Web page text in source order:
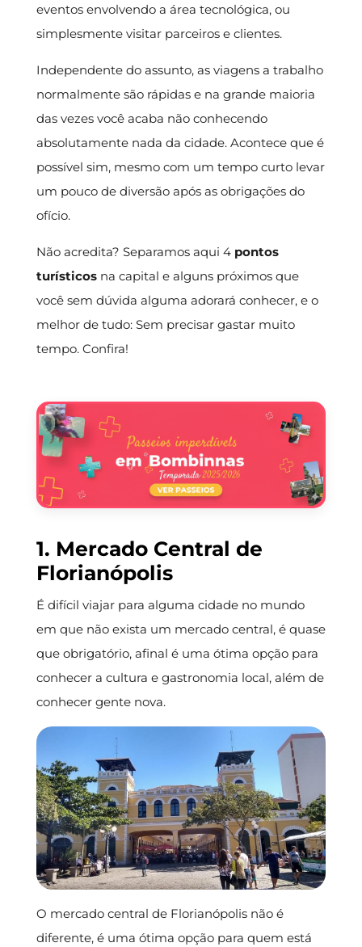
eventos envolvendo a área tecnológica, ou
simplesmente visitar parceiros e clientes.
Independente do assunto, as viagens a trabalho
normalmente são rápidas e na grande maioria
das vezes você acaba não conhecendo
absolutamente nada da cidade. Acontece que é
possível sim, mesmo com um tempo curto levar
um pouco de diversão após as obrigações do
ofício.
Não acredita? Separamos aqui 4 pontos
turísticosna capital e alguns próximos que
você sem dúvida alguma adorará conhecer, e o
melhor de tudo: Sem precisar gastar muito
tempo. Confira!
1. Mercado Central de
Florianópolis
É difícil viajar para alguma cidade no mundo
em que não exista um mercado central, é quase
que obrigatório, afinal é uma ótima opção para
conhecer a cultura e gastronomia local, além de
conhecer gente nova.
O mercado central de Florianópolis não é
diferente, é uma ótima opção para quem está